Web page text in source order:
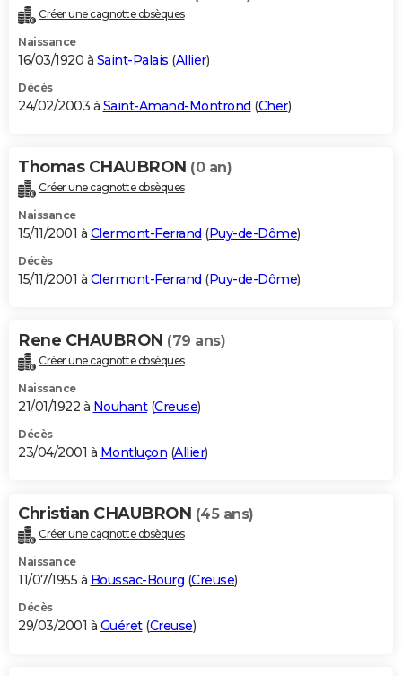
Créer une cagnotte obsèques
Naissance
16/03/1920 à Saint-Palais (Allier)
Décès
24/02/2003 à Saint-Amand-Montrond (Cher)
Thomas CHAUBRON (0 an)
Créer une cagnotte obsèques
Naissance
15/11/2001 à Clermont-Ferrand (Puy-de-Dôme)
Décès
15/11/2001 à Clermont-Ferrand (Puy-de-Dôme)
Rene CHAUBRON (79 ans)
Créer une cagnotte obsèques
Naissance
21/01/1922 à Nouhant(Creuse)
Décès
23/04/2001 à Montluçon (Allier)
Christian CHAUBRON (45 ans)
Créer une cagnotte obsèques
Naissance
11/07/1955 à Boussac-Bourg (Creuse)
Décès
29/03/2001 à Guéret(Creuse)